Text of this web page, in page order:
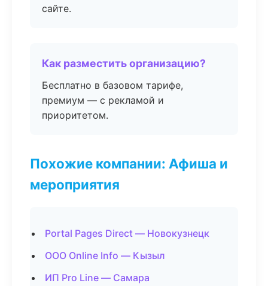
сайте.
Как разместить организацию?
Бесплатно в базовом тарифе,
премиум — с рекламой и
приоритетом.
Похожие компании: Афиша и
мероприятия
Portal Pages Direct — Новокузнецк
ООО Online Info — Кызыл
ИП Pro Line — Самара